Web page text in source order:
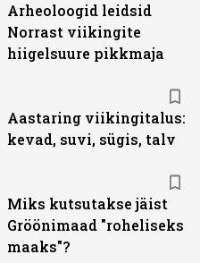
Arheoloogid leidsid
Norrast viikingite
hiigelsuure pikkmaja
Aastaring viikingitalus:
kevad, suvi, sügis, talv
Miks kutsutakse jäist
Gröönimaad "roheliseks
maaks"?